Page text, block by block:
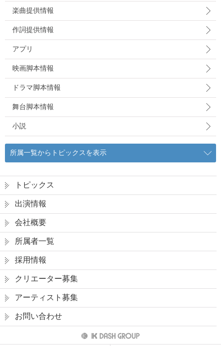
楽曲提供情報
作詞提供情報
アプリ
映画脚本情報
ドラマ脚本情報
舞台脚本情報
小説
所属一覧からトピックスを表示
トピックス
出演情報
会社概要
所属者一覧
採用情報
クリエーター募集
アーティスト募集
お問い合わせ